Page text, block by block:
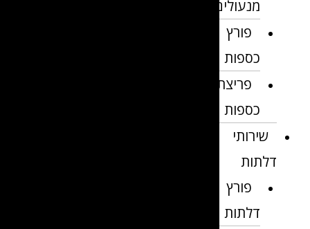
מנעולים
פורץ
כספות
פריצת
כספות
שירותי
דלתות
פורץ
דלתות